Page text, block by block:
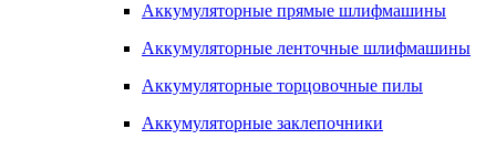
Аккумуляторные прямые шлифмашины
Аккумуляторные ленточные шлифмашины
Аккумуляторные торцовочные пилы
Аккумуляторные заклепочники